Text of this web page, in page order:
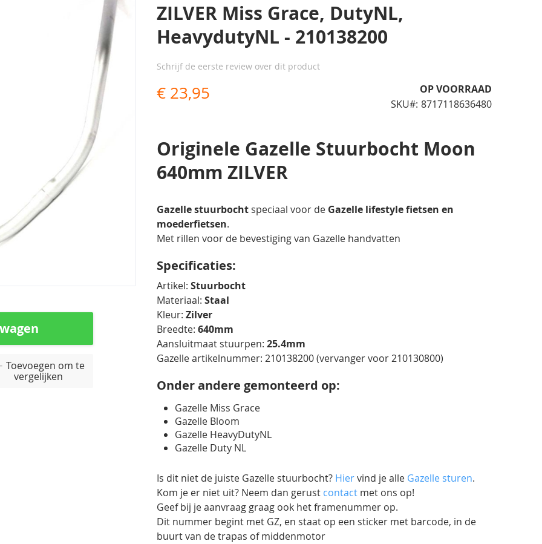
Toevoegen om te
vergelijken
ZILVER Miss Grace, DutyNL,
HeavydutyNL - 210138200
Schrijf de eerste review over dit product
€ 23,95
OP VOORRAAD
SKU
8717118636480
Originele Gazelle Stuurbocht Moon
640mm ZILVER
Gazelle stuurbocht speciaal voor de Gazelle lifestyle fietsen en
moederfietsen.
Met rillen voor de bevestiging van Gazelle handvatten
Specificaties:
Artikel:Stuurbocht
Materiaal:Staal
Kleur:Zilver
Breedte:640mm
Aansluitmaat stuurpen:25.4mm
Gazelle artikelnummer: 210138200 (vervanger voor 210130800)
Onder andere gemonteerd op:
Gazelle Miss Grace
Gazelle Bloom
Gazelle HeavyDutyNL
Gazelle Duty NL
Is dit niet de juiste Gazelle stuurbocht? Hiervind je alle Gazelle sturen.
Kom je er niet uit? Neem dan gerust contact met ons op!
Geef bij je aanvraag graag ook het framenummer op.
Dit nummer begint met GZ, en staat op een sticker met barcode, in de
buurt van de trapas of middenmotor